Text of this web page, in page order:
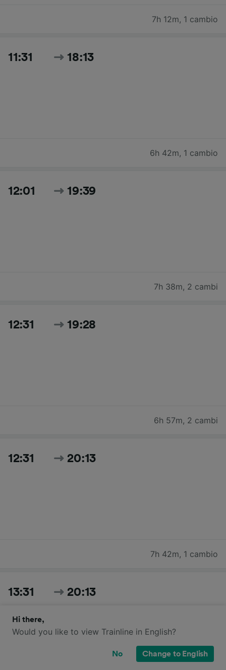
7h 12m, 1 cambio
11:31 18:13
6h 42m, 1 cambio
12:01 19:39
7h 38m, 2 cambi
12:31 19:28
6h 57m, 2 cambi
12:31 20:13
7h 42m, 1 cambio
13:31 20:13
Hi there,
Would you like to view Trainline in English?
No Change to English